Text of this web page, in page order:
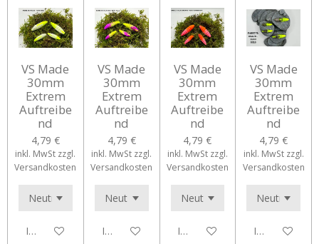
VS Made
30mm
Extrem
Auftreibe
nd
4,79 €
inkl. MwSt zzgl.
Versandkosten
In den Warenkorb
VS Made
30mm
Extrem
Auftreibe
nd
4,79 €
inkl. MwSt zzgl.
Versandkosten
In den Warenkorb
VS Made
30mm
Extrem
Auftreibe
nd
4,79 €
inkl. MwSt zzgl.
Versandkosten
In den Warenkorb
VS Made
30mm
Extrem
Auftreibe
nd
4,79 €
inkl. MwSt zzgl.
Versandkosten
In den